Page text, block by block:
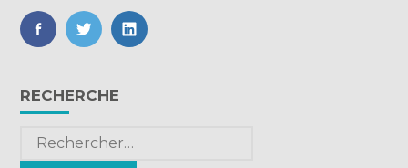
FaceBook
TwitterLinkedIn
Blog
sidebar
RECHERCHE
Rechercher :